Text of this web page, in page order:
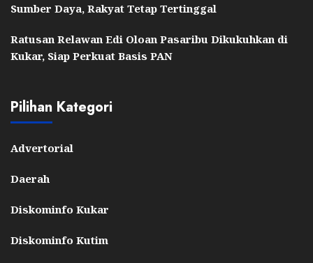
Sumber Daya, Rakyat Tetap Tertinggal
Ratusan Relawan Edi Oloan Pasaribu Dikukuhkan di
Kukar, Siap Perkuat Basis PAN
Pilihan Kategori
Advertorial
Daerah
Diskominfo Kukar
Diskominfo Kutim